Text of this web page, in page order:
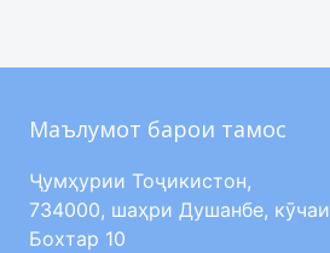
Маълумот барои тамос
Ҷумҳурии Тоҷикистон,
734000, шаҳри Душанбе, кӯчаи
Бохтар 10